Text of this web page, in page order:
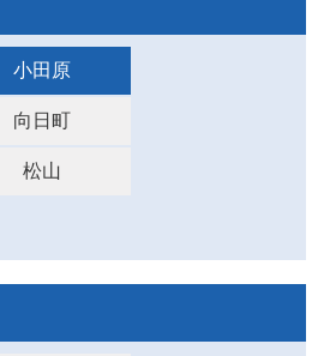
小田原
向日町
松山